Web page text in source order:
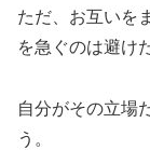
ただ、お互いを
を急ぐのは避け
自分がその立場
う。